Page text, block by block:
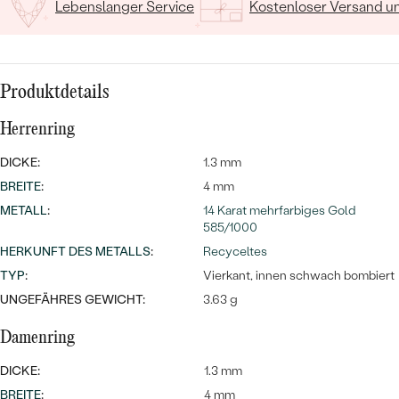
Bestseller
ANSEHEN
Lebenslanger Service Kostenloser Versand
Produktdetails
Herrenring
DICKE:
1.3 mm
BREITE:
4 mm
METALL:
14 Karat mehrfarbiges Gold
585/1000
HERKUNFT DES METALLS:
Recyceltes
TYP:
Vierkant, innen schwach bombiert
UNGEFÄHRES GEWICHT:
3.63 g
Damenring
DICKE:
1.3 mm
BREITE: 4 mm